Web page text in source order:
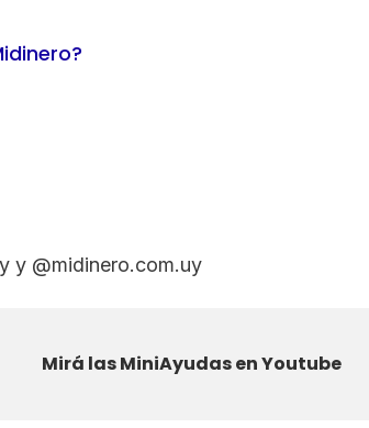
y @midinero.com.uy
Mirá las MiniAyudas en Youtube